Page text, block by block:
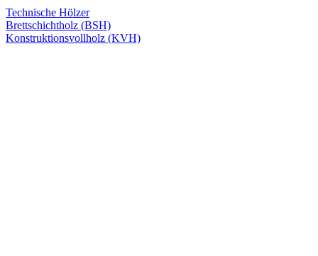
Technische Hölzer
Brettschichtholz (BSH)
Konstruktionsvollholz (KVH)